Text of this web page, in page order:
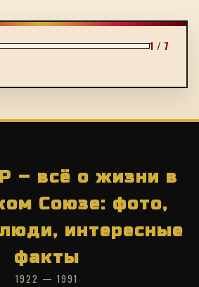
1 / 7
– всё о жизни в
Союзе: фото,
интересные
факты
1922 — 1991